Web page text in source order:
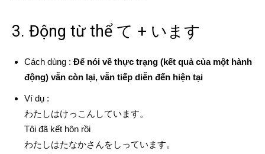
3. Động từ thể て + います
Cách dùng : Để nói về thực trạng (kết quả của một hành
động) vẫn còn lại, vẫn tiếp diễn đến hiện tại
Ví dụ :
わたしはけっこんしています。
Tôi đã kết hôn rồi
わたしはたなかさんをしっています。